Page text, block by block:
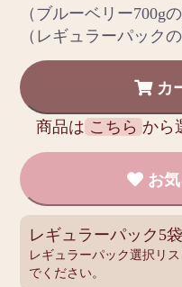
（ブルーベリー700g
（レギュラーパック
カ
商品は こちら から
お
レギュラーパック5
レギュラーパック選択リ
でください。